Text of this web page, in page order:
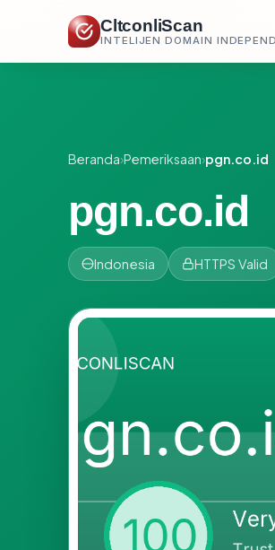
CltconliScan
INTELIJEN DOMAIN
Beranda›Pemeriksaan›pgn.co.id
pgn.co.id
Indonesia HTTPS Valid